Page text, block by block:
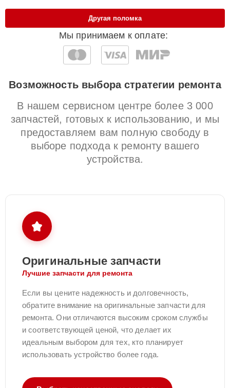
Мы принимаем к оплате:
Другая поломка
Возможность выбора стратегии ремонта
В нашем сервисном центре более 3 000
запчастей, готовых к использованию, и мы
предоставляем вам полную свободу в
выборе подхода к ремонту вашего
устройства.
Оригинальные запчасти
Лучшие запчасти для ремонта
Если вы цените надежность и долговечность,
обратите внимание на оригинальные запчасти для
ремонта. Они отличаются высоким сроком службы
и соответствующей ценой, что делает их
идеальным выбором для тех, кто планирует
использовать устройство более года.